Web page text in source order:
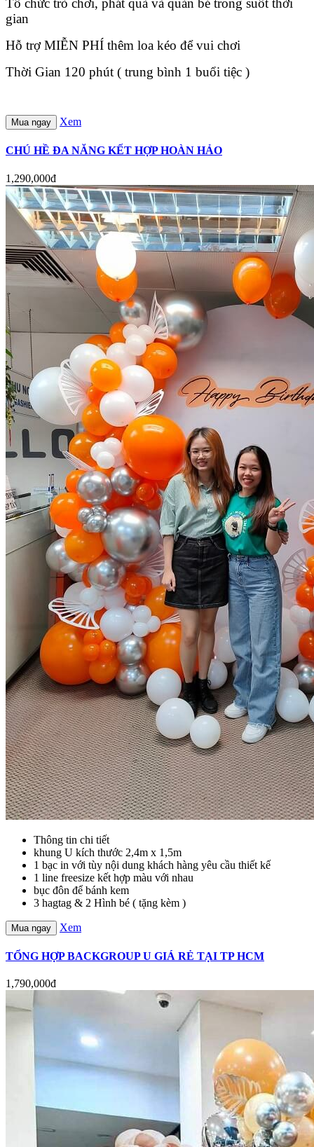
Tổ chức trò chơi, phát quà và quản bé trong suốt thời
gian
Hỗ trợ MIỄN PHÍ thêm loa kéo để vui chơi
Thời Gian 120 phút ( trung bình 1 buổi tiệc )
Mua ngay Xem
CHÚ HỀ ĐA NĂNG KẾT HỢP HOÀN HẢO
1,290,000đ
Thông tin chi tiết
khung U kích thước 2,4m x 1,5m
1 bạc in với tùy nội dung khách hàng yêu cầu thiết kế
1 line freesize kết hợp màu với nhau
bục đôn để bánh kem
3 hagtag & 2 Hình bé ( tặng kèm )
Mua ngay Xem
TỔNG HỢP BACKGROUP U GIÁ RẺ TẠI TP HCM
1,790,000đ